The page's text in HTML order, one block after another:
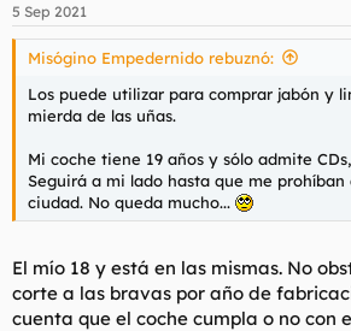
e
s
5 Sep 2021
Misógino Empedernido rebuznó:
Los puede utilizar para comprar jabón y
mierda de las uñas.
Mi coche tiene 19 años y sólo admite
Seguirá a mi lado hasta que me prohíban
ciudad. No queda mucho...
El mío 18 y está en las mismas. No
corte a las bravas por año de
cuenta que el coche cumpla o no con